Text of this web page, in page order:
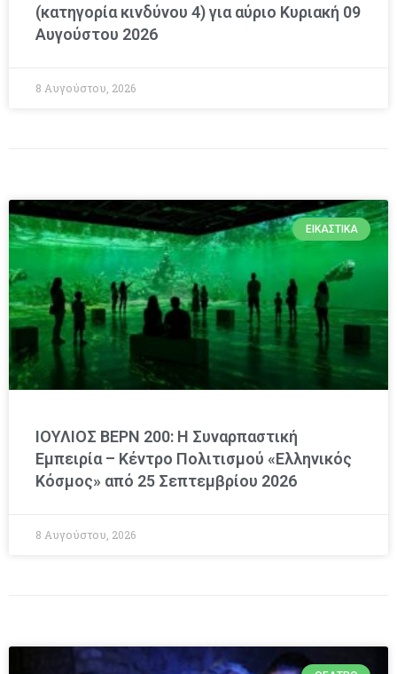
(κατηγορία κινδύνου 4) για αύριο Κυριακή 09
Αυγούστου 2026
8 Αυγούστου, 2026
ΕΙΚΑΣΤΙΚΆ
ΙΟΥΛΙΟΣ ΒΕΡΝ 200: Η Συναρπαστική
Εμπειρία – Κέντρο Πολιτισμού «Ελληνικός
Κόσμος» από 25 Σεπτεμβρίου 2026
8 Αυγούστου, 2026